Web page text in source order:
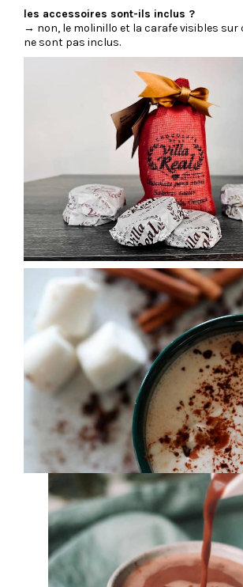
les accessoires sont-ils inclus ?
→ non, le molinillo et la carafe visibles
ne sont pas inclus.